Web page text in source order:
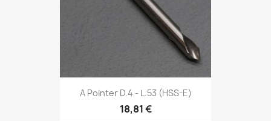
A Pointer D.4 - L.53 (HSS-E)
18,81 €